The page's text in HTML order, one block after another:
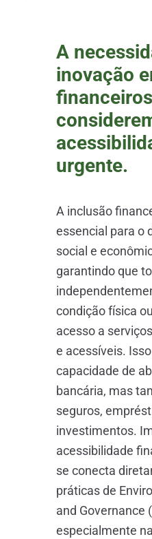
A
inovação
urgente.
A inclusão
essencial para o
social e
garantindo que
condição física
acesso a
e acessíveis.
capacidade de
bancária, mas
seguros,
investimentos.
acessibilidade
se conecta
práticas de
and Governance
especialmente